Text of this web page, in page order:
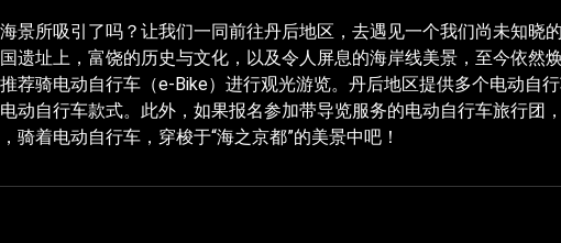
景所吸引了吗？让我们一同前往丹后地区，去遇见一个我们尚未知晓
遗址上，富饶的历史与文化，以及令人屏息的海岸线美景，至今依然
荐骑电动自行车（e-Bike）进行观光游览。丹后地区提供多个电动自
动自行车款式。此外，如果报名参加带导览服务的电动自行车旅行团
骑着电动自行车，穿梭于“海之京都”的美景中吧！